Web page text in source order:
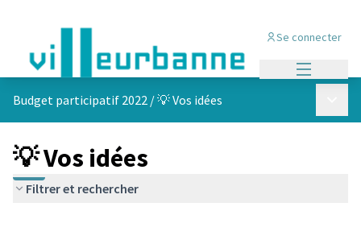
Se connecter
Budget participatif 2022 /💡 Vos idées
💡 Vos idées
Filtrer et rechercher